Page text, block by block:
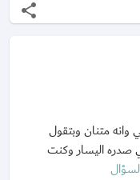
share
متنان وبتقول
صدره اليسار وكنت